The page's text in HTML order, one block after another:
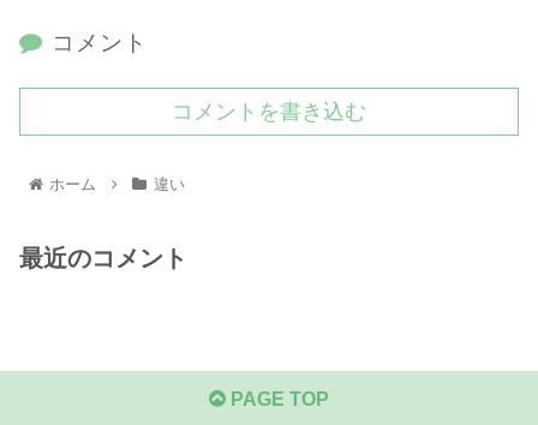
コメント
コメントを書き込む
ホーム 違い
最近のコメント
PAGE TOP